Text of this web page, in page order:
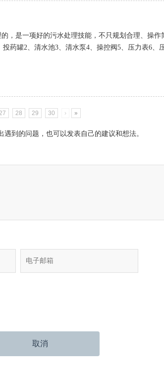
，是一项好的污水处理技能，不只规划合理、操作
药罐2、清水池3、清水泵4、操控阀5、压力表6、
28 29 30 › »
到的问题，也可以发表自己的建议和想法。